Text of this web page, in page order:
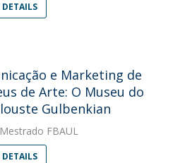
e Marketing de
de Arte: O Museu do
Gulbenkian
FBAUL